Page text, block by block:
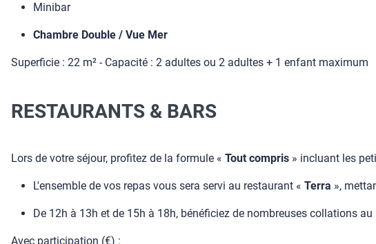
Minibar
Chambre Double / Vue Mer
Superficie : 22 m² - Capacité : 2 adultes ou 2 adultes + 1 enfant maximum
RESTAURANTS & BARS
Lors de votre séjour, profitez de la formule « Tout compris » incluant les
L'ensemble de vos repas vous sera servi au restaurant « Terra »,
De 12h à 13h et de 15h à 18h, bénéficiez de nombreuses collations au
Avec participation (€) :